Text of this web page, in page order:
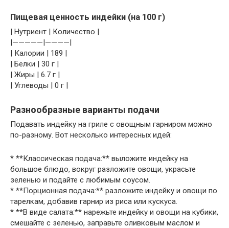
Пищевая ценность индейки (на 100 г)
| Нутриент | Количество |
|—————|————|
| Калории | 189 |
| Белки | 30 г |
| Жиры | 6.7 г |
| Углеводы | 0 г |
Разнообразные варианты подачи
Подавать индейку на гриле с овощным гарниром можно
по-разному. Вот несколько интересных идей:
* **Классическая подача:** выложите индейку на
большое блюдо, вокруг разложите овощи, украсьте
зеленью и подайте с любимым соусом.
* **Порционная подача:** разложите индейку и овощи по
тарелкам, добавив гарнир из риса или кускуса.
* **В виде салата:** нарежьте индейку и овощи на кубики,
смешайте с зеленью, заправьте оливковым маслом и